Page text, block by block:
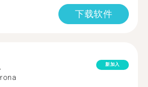
下载软件
新加入